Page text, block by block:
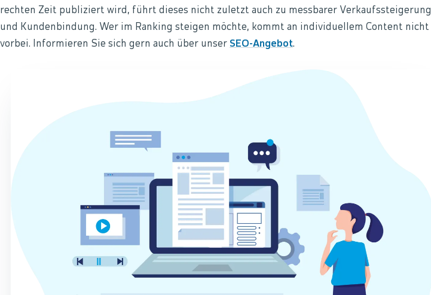
rechten Zeit publiziert wird, führt dieses nicht zuletzt auch zu messbarer Verkaufssteigerung
und Kundenbindung. Wer im Ranking steigen möchte, kommt an individuellem Content nicht
vorbei. Informieren Sie sich gern auch über unser SEO-Angebot.